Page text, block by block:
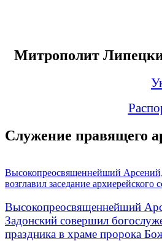
Митрополит
Служение правящего
Высокопреосвященнейший
возглавил заседание
Высокопреосвященнейший
Задонский совершил
праздника в храме пророка